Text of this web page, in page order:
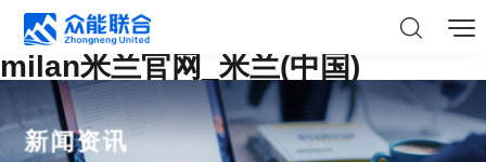
milan米兰官网_米兰(中国)
新闻资讯